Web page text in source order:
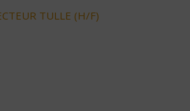
TULLE (H/F)